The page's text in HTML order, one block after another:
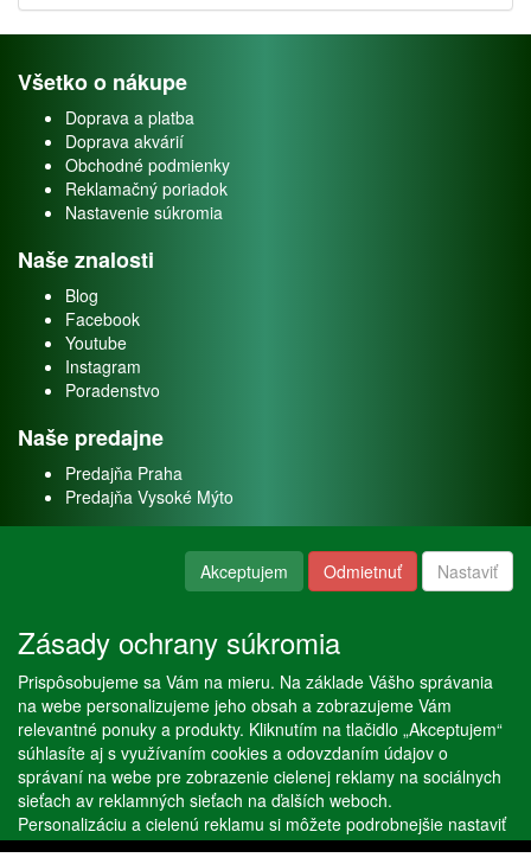
Všetko o nákupe
Doprava a platba
Doprava akvárií
Obchodné podmienky
Reklamačný poriadok
Nastavenie súkromia
Naše znalosti
Blog
Facebook
Youtube
Instagram
Poradenstvo
Naše predajne
Predajňa Praha
Predajňa Vysoké Mýto
Naše služby
Servis
Predaj akváriových rýb
Predaj akváriových rastlín
Copyright © Stöckl spol. s r. o. 2020, powered byABRA E-shop
Akceptujem Odmietnuť Nastaviť
Zásady ochrany súkromia
Prispôsobujeme sa Vám na mieru. Na základe Vášho správania
na webe personalizujeme jeho obsah a zobrazujeme Vám
relevantné ponuky a produkty. Kliknutím na tlačidlo „Akceptujem“
súhlasíte aj s využívaním cookies a odovzdaním údajov o
správaní na webe pre zobrazenie cielenej reklamy na sociálnych
sieťach av reklamných sieťach na ďalších weboch.
Personalizáciu a cielenú reklamu si môžete podrobnejšie nastaviť
alebo kedykoľvek vypnúť po kliknutí na tlačidlo „Nastaviť“.